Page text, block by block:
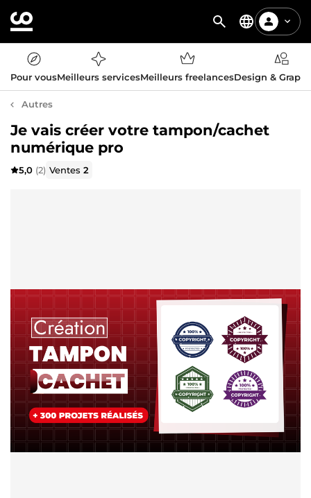
Pour vousMeilleurs servicesMeilleurs freelancesDesign &
Autres
Je vais créer votre tampon/cachet
numérique pro
5,0 (2) Ventes2